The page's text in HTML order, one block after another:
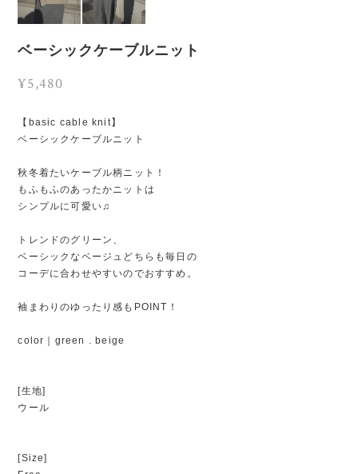
ベーシックケーブルニット
¥5,480
【basic cable knit】
ベーシックケーブルニット
秋冬着たいケーブル柄ニット！
もふもふのあったかニットは
シンプルに可愛い♫
トレンドのグリーン、
ベーシックなベージュどちらも毎日の
コーデに合わせやすいのでおすすめ。
袖まわりのゆったり感もPOINT！
color｜green . beige
[生地]
ウール
[Size]